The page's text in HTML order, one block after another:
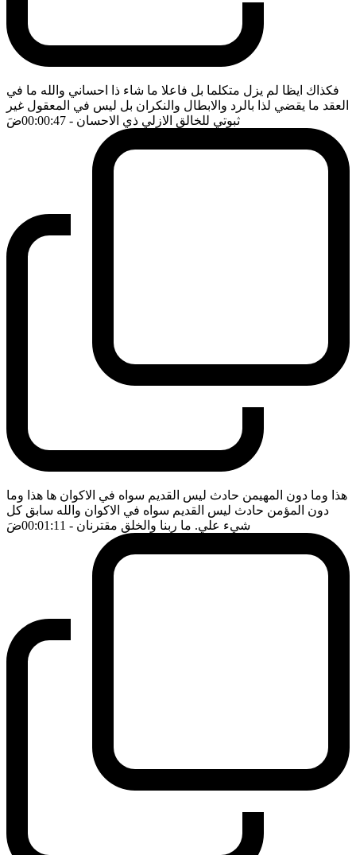
فكذاك ايظا لم يزل متكلما بل فاعلا ما شاء ذا احساني والله ما في
العقد ما يقضي لذا بالرد والابطال والنكران بل ليس في المعقول غير
ثبوتي للخالق الازلي ذي الاحسان - 00:00:47 ضَ
هذا وما دون المهيمن حادث ليس القديم سواه في الاكوان ها هذا وما
دون المؤمن حادث ليس القديم سواه في الاكوان والله سابق كل
شيء علي. ما ربنا والخلق مقترنان - 00:01:11 ضَ